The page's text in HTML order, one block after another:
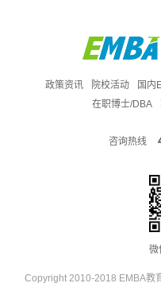
政策资讯 院校活动 国内
在职博士/DBA
咨询热线
微
Copyright 2010-2018 EMBA教